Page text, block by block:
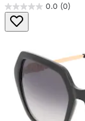
0.0 (0)
0.0
von
5